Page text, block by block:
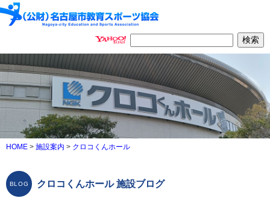
HOME > 施設案内 > クロコくんホール
クロコくんホール 施設ブログ